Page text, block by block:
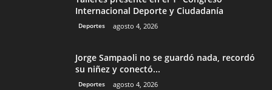
Internacional Deporte y Ciudadanía
Deportes agosto 4, 2026
Jorge Sampaoli no se guardó nada, recordó
su niñez y conectó...
Deportes agosto 4, 2026